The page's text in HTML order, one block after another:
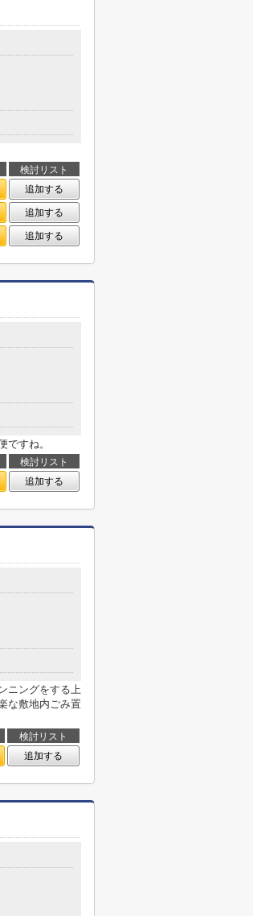
検討リスト
追加する
追加する
追加する
ですね。
検討リスト
追加する
ニングをする上
な敷地内ごみ置
検討リスト
追加する